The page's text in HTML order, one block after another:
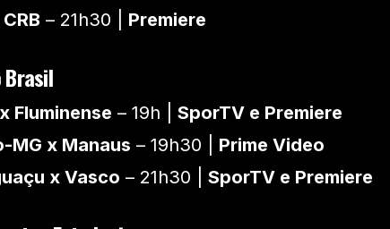
– 21h30 | Premiere
Brasil
Fluminense – 19h | SporTV e Premiere
MG x Manaus – 19h30 | Prime Video
x Vasco – 21h30 | SporTV e Premiere